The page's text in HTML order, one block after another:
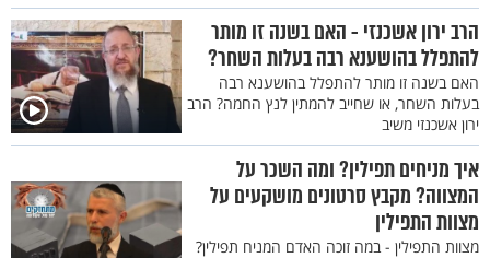
הרב ירון אשכנזי - האם בשנה זו מותר
להתפלל בהושענא רבה בעלות השחר?
האם בשנה זו מותר להתפלל בהושענא רבה
בעלות השחר, או שחייב להמתין לנץ החמה? הרב
ירון אשכנזי משיב
איך מניחים תפילין? ומה השכר על
המצווה? מקבץ סרטונים מושקעים על
מצוות התפילין
מצוות התפילין - במה זוכה האדם המניח תפילין?